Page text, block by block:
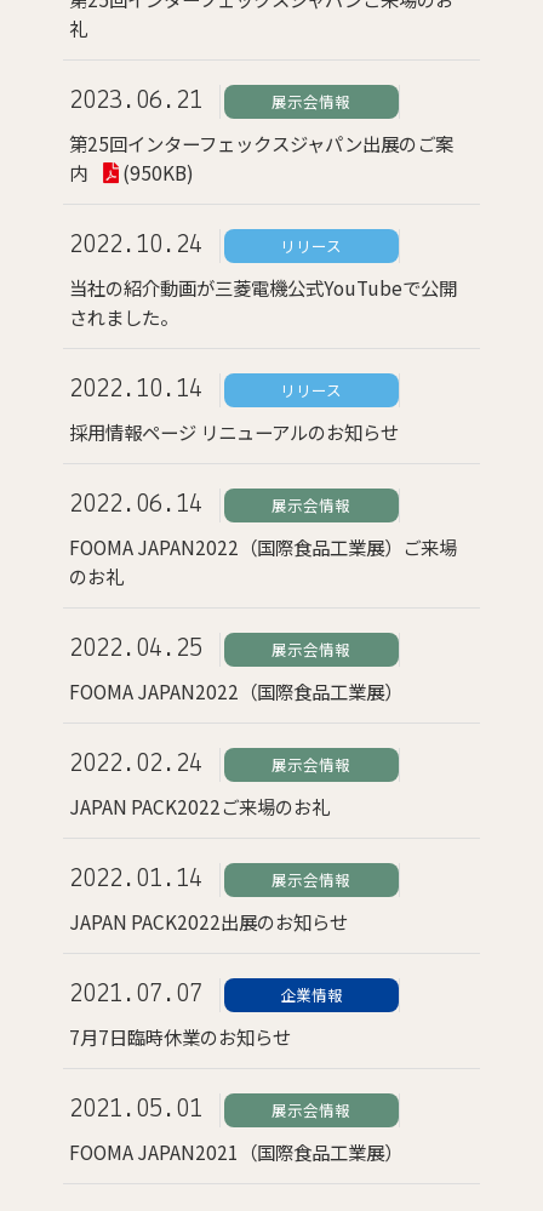
礼
2023.06.21 展示会情報
第25回インターフェックスジャパン出展のご案
内
(950KB)
2022.10.24 リリース
当社の紹介動画が三菱電機公式YouTubeで公開
されました。
2022.10.14 リリース
採用情報ページ リニューアルのお知らせ
2022.06.14 展示会情報
FOOMA JAPAN2022（国際食品工業展）ご来場
のお礼
2022.04.25 展示会情報
FOOMA JAPAN2022（国際食品工業展）
2022.02.24 展示会情報
JAPAN PACK2022ご来場のお礼
2022.01.14 展示会情報
JAPAN PACK2022出展のお知らせ
2021.07.07 企業情報
7月7日臨時休業のお知らせ
2021.05.01 展示会情報
FOOMA JAPAN2021（国際食品工業展）